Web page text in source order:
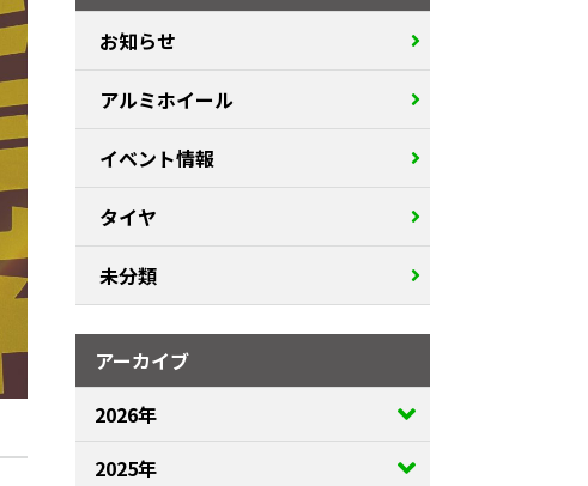
お知らせ
アルミホイール
イベント情報
タイヤ
未分類
アーカイブ
2026年
2025年